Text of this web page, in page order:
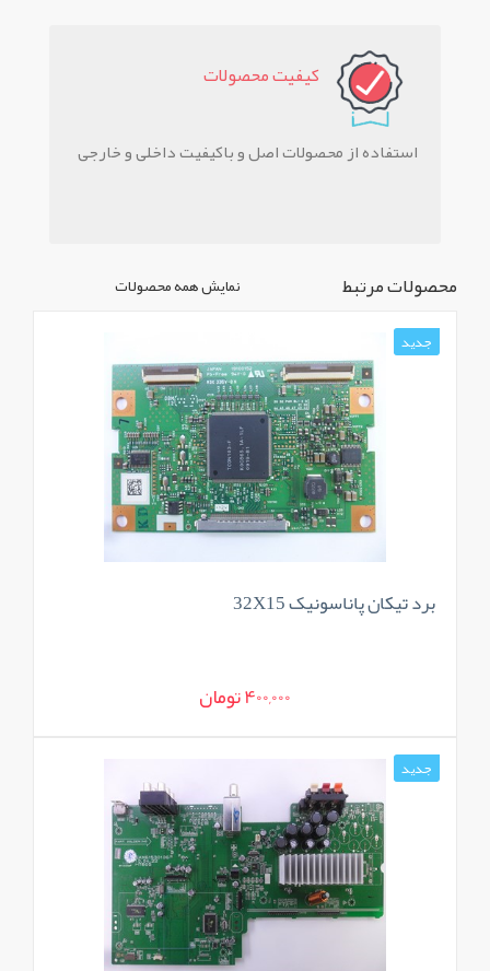
کيفيت محصولات
استفاده از محصولات اصل و باکیفیت داخلی و خارجی
نمایش همه محصولات محصولات مرتبط
جدید
برد تیکان پاناسونیک 32X15
400,000 تومان
جدید